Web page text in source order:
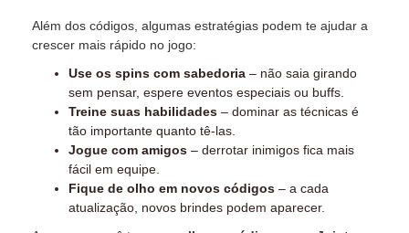
Além dos códigos, algumas estratégias podem te ajudar a
crescer mais rápido no jogo:
Use os spins com sabedoria – não saia girando
sem pensar, espere eventos especiais ou buffs.
Treine suas habilidades – dominar as técnicas é
tão importante quanto tê-las.
Jogue com amigos – derrotar inimigos fica mais
fácil em equipe.
Fique de olho em novos códigos – a cada
atualização, novos brindes podem aparecer.